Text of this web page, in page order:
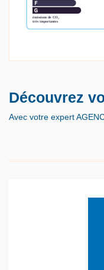
Découvrez
Avec votre expert